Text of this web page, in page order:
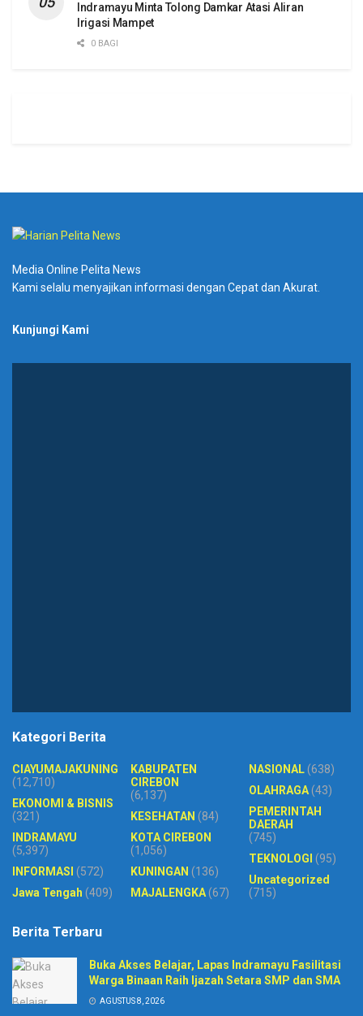
Indramayu Minta Tolong Damkar Atasi Aliran
Irigasi Mampet
0 BAGI
Media Online Pelita News
Kami selalu menyajikan informasi dengan Cepat dan Akurat.
Kunjungi Kami
Kategori Berita
CIAYUMAJAKUNING
(12,710)
EKONOMI & BISNIS
(321)
INDRAMAYU
(5,397)
INFORMASI (572)
Jawa Tengah (409)
KABUPATEN
CIREBON
(6,137)
KESEHATAN (84)
KOTA CIREBON
(1,056)
KUNINGAN (136)
MAJALENGKA(67)
NASIONAL(638)
OLAHRAGA(43)
PEMERINTAH
DAERAH
(745)
TEKNOLOGI (95)
Uncategorized
(715)
Berita Terbaru
Buka Akses Belajar, Lapas Indramayu Fasilitasi
Warga Binaan Raih Ijazah Setara SMP dan SMA
AGUSTUS 8, 2026